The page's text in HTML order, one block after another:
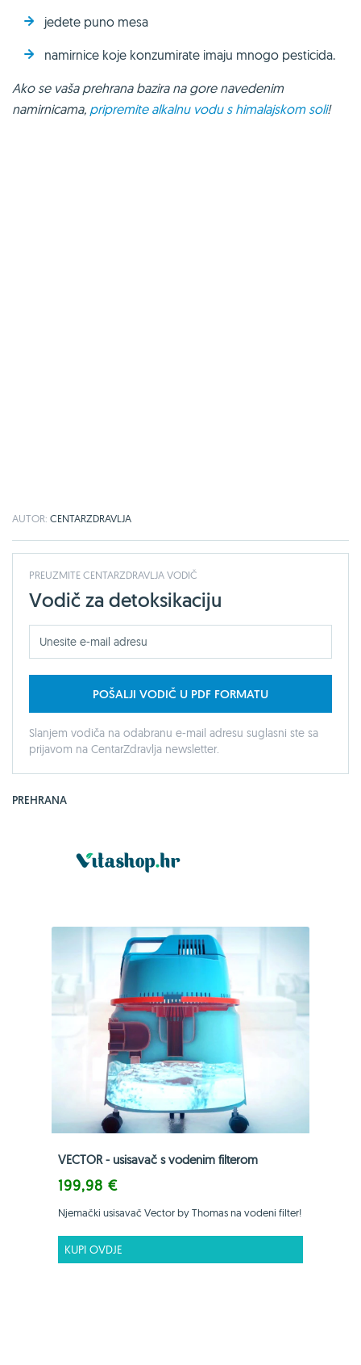
jedete puno mesa
namirnice koje konzumirate imaju mnogo pesticida.
Ako se vaša prehrana bazira na gore navedenim
namirnicama, pripremite alkalnu vodu s himalajskom soli!
AUTOR: CENTARZDRAVLJA
PREUZMITE CENTARZDRAVLJA VODIČ
Vodič za detoksikaciju
POŠALJI VODIČ U PDF FORMATU
Slanjem vodiča na odabranu e-mail adresu suglasni ste sa
prijavom na CentarZdravlja newsletter.
PREHRANA
VECTOR - usisavač s vodenim filterom
199,98 €
Njemački usisavač Vector by Thomas na vodeni filter!
KUPI OVDJE